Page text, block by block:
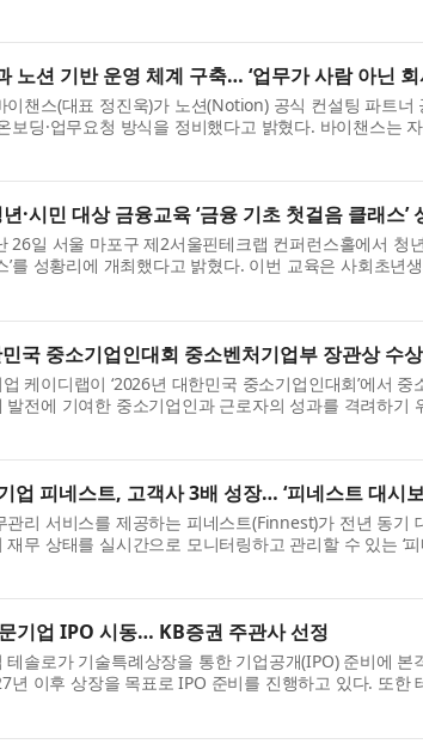
노션 기반 운영 체계 구축… ‘업무가 사람 아닌
이챈스(대표 정진욱)가 노션(Notion) 공식 컨설팅 파트
보딩·업무요청 방식을 정비했다고 밝혔다. 바이챈스는
·시민 대상 금융교육 ‘금융 기초 첫걸음 클래스’
26일 서울 마포구 제2서울핀테크랩 컨퍼런스홀에서 청
’를 성황리에 개최했다고 밝혔다. 이번 교육은 사회초년
국 중소기업인대회 중소벤처기업부 장관상 수상
케이디랩이 ‘2026년 대한민국 중소기업인대회’에서
발전에 기여한 중소기업인과 근로자의 성과를 격려하기
업 피네스트, 고객사 3배 성장… ‘피네스트 대시
관리 서비스를 제공하는 피네스트(Finnest)가 전년 동기
무 상태를 실시간으로 모니터링하고 관리할 수 있는 ‘
기업 IPO 시동… KB증권 주관사 선정
테솔로가 기술특례상장을 통한 기업공개(IPO) 준비에
년 이후 상장을 목표로 IPO 준비를 진행하고 있다. 또한